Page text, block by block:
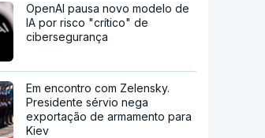
OpenAI pausa novo modelo de
IA por risco "crítico" de
cibersegurança
Em encontro com Zelensky.
Presidente sérvio nega
exportação de armamento para
Kiev